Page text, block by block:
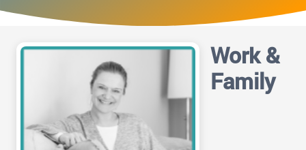
Work &
Family